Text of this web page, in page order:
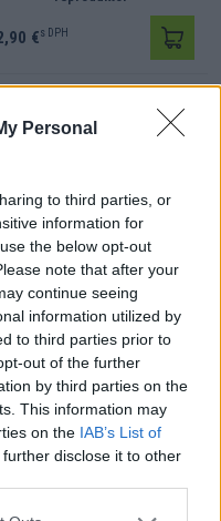
Personal
to third parties, or
information for
the below opt-out
note that after your
continue seeing
information utilized by
to third parties prior to
out of the further
by third parties on the
This information may
on the IAB’s List of
disclose it to other
€s DPH
250-4 je vysoko kvalitný
4…
€